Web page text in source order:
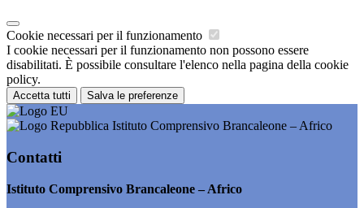
Cookie necessari per il funzionamento
I cookie necessari per il funzionamento non possono essere
disabilitati. È possibile consultare l'elenco nella pagina della cookie
policy.
Accetta tutti Salva le preferenze
Istituto Comprensivo Brancaleone – Africo
Contatti
Istituto Comprensivo Brancaleone – Africo